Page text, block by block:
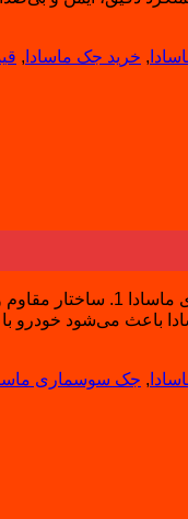
, خرید جک ماسادا ,
ویژگی‌ها و مزایای جک
, جک سوسماری